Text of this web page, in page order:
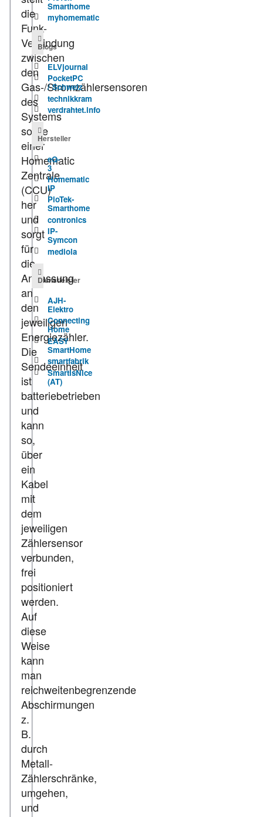
die
Funk-
Verbindung
zwischen
den
Gas-/Stromzählersensoren
des
Systems
sowie
einer
Homematic
Zentrale
(CCU)
her
und
sorgt
für
die
Anpassung
an
den
jeweiligen
Energiezähler.
Die
Sendeeinheit
ist
batteriebetrieben
und
kann
so,
über
ein
Kabel
mit
dem
jeweiligen
Zählersensor
verbunden,
frei
positioniert
werden.
Auf
diese
Weise
kann
man
reichweitenbegrenzende
Abschirmungen
z.
B.
durch
Metall-
Zählerschränke,
umgehen,
und
Smarthome
myhomematic
Blogs
ELVjournal
PocketPC
/ Schweiz
technikkram
verdrahtet.info
Hersteller
eQ-
3
Homematic
IP
PioTek-
Smarthome
contronics
IP-
Symcon
mediola
Dienstleister
AJH-
Elektro
Connecting
Home
EASY
SmartHome
smartfabrik
SmartIsNice
(AT)